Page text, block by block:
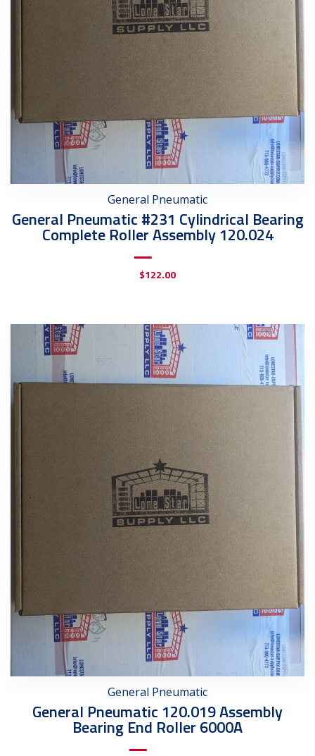
General Pneumatic
General Pneumatic #231 Cylindrical Bearing
Complete Roller Assembly 120.024
$122.00
General Pneumatic
General Pneumatic 120.019 Assembly
Bearing End Roller 6000A